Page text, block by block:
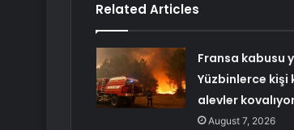
Related Articles
Fransa kabusu
Yüzbinlerce kişi
alevler
August 7, 2026